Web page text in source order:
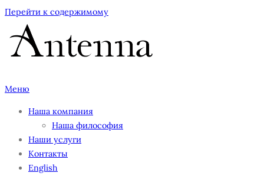
Перейти к содержимому
Меню
Наша компания
Наша философия
Наши услуги
Контакты
English